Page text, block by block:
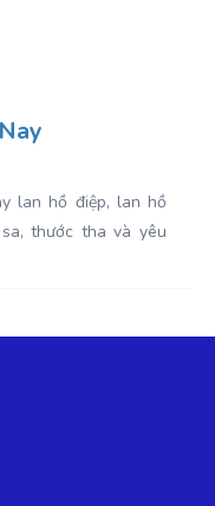
lan hồ điệp, lan hồ
thước tha và yêu